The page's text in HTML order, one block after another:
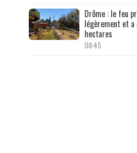
Drôme : le feu
légèrement et
hectares
08:45